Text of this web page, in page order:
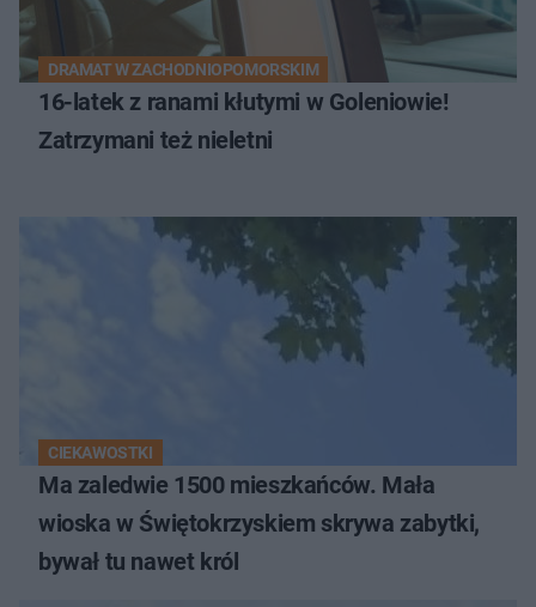
DRAMAT W ZACHODNIOPOMORSKIM
16-latek z ranami kłutymi w Goleniowie!
Zatrzymani też nieletni
CIEKAWOSTKI
Ma zaledwie 1500 mieszkańców. Mała
wioska w Świętokrzyskiem skrywa zabytki,
bywał tu nawet król